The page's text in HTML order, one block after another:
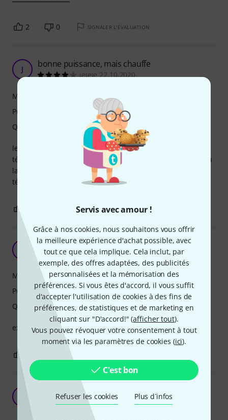
Servis avec amour !
Grâce à nos cookies, nous souhaitons vous offrir
la meilleure expérience d'achat possible, avec
tout ce que cela implique. Cela inclut, par
exemple, des offres adaptées, des publicités
personnalisées et la mémorisation des
préférences. Si vous êtes d'accord, il vous suffit
d'accepter l'utilisation de cookies à des fins de
préférences, de statistiques et de marketing en
cliquant sur "D'accord!" (afficher tout).
Vous pouvez révoquer votre consentement à tout
moment via les paramètres de cookies (ici).
C'est bon
Refuser les cookies Plus d´infos
2 0 SIGNALER L'ÉVALUATION
J bonne puissance, mais chauffe
jejeje 22.10.2020
le ventilateur se déclenche très souvent. Une
télécommande IR est fournie avec, ce n'est pas très utile vu
la destination du produit. J'aurais préféré sans
télécommande et moins cher.
Mélange de couleurs
Puissance d'éclairage
Qualité de fabrication
SIGNALER L'ÉVALUATION
genathlu 29.05.2019
excellent produit je le recommande
Mélange de couleurs
Puissance d'éclairage
Qualité de fabrication
Superbe PAR
orelop 23.11.2018